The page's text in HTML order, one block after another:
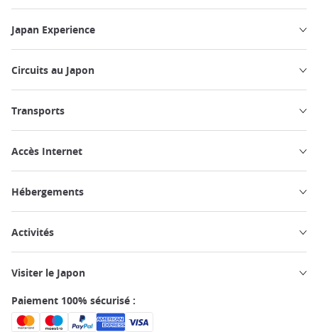
Japan Experience
Circuits au Japon
Transports
Accès Internet
Hébergements
Activités
Visiter le Japon
Paiement 100% sécurisé :